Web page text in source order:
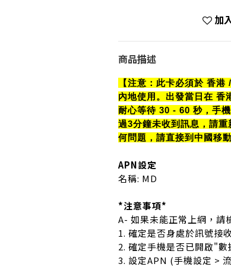
加
商品描述
【注意：此卡必須於 香
內地使用。出發當日在 香
耐心等待 30 - 60 秒，手
過3分鐘未收到訊息，請
何問題，請直接到中國移
APN設定
名稱: MD
*注意事項*
A- 如果未能正常上網，請
1. 確定是否身處於訊號接
2. 確定手機是否已開啟"數
3. 設定APN (手機設定 >